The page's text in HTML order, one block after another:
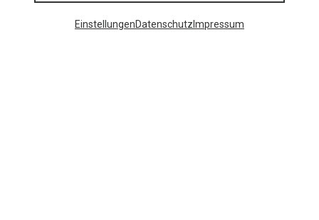
EinstellungenDatenschutz Impressum